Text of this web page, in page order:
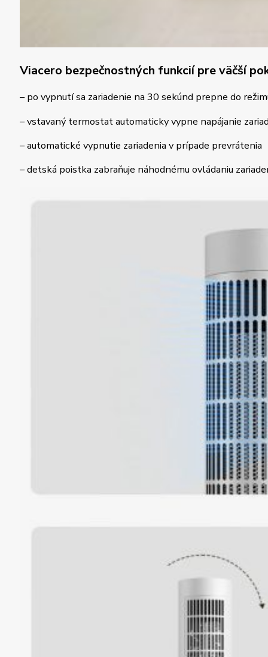
Viacero bezpečnostných funkcií pre väčší
– po vypnutí sa zariadenie na 30 sekúnd prepne do
– vstavaný termostat automaticky vypne napájanie
– automatické vypnutie zariadenia v prípade prevrátenia
– detská poistka zabraňuje náhodnému ovládaniu